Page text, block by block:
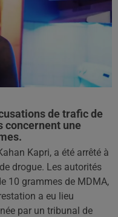
de trafic de
concernent une
Kapri, a été arrêté à
drogue. Les autorités
10 grammes de MDMA,
a eu lieu
par un tribunal de